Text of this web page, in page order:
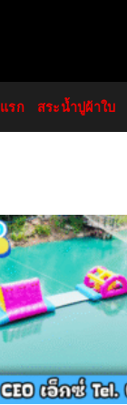
รก สระน้ำปูผ้าใบ